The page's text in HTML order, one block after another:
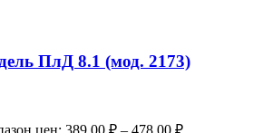
ПлД 8.1 (мод. 2173)
цен: 389,00 ₽ – 478,00 ₽